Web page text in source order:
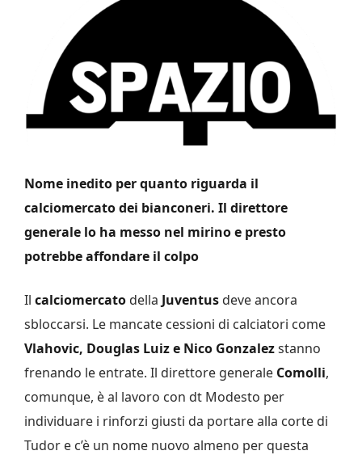
Nome inedito per quanto riguarda il
calciomercato dei bianconeri. Il direttore
generale lo ha messo nel mirino e presto
potrebbe affondare il colpo
Il calciomercato della Juventus deve ancora
sbloccarsi. Le mancate cessioni di calciatori come
Vlahovic, Douglas Luiz e Nico Gonzalezstanno
frenando le entrate. Il direttore generale Comolli,
comunque, è al lavoro con dt Modesto per
individuare i rinforzi giusti da portare alla corte di
Tudor e c’è un nome nuovo almeno per questa